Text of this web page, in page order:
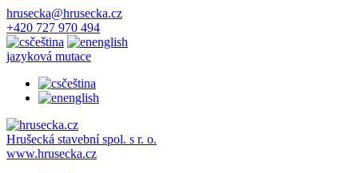
hrusecka@hrusecka.cz
+420 727 970 494
čeština
english
jazyková mutace
čeština
english
Hrušecká stavební spol. s r. o.
www.hrusecka.cz